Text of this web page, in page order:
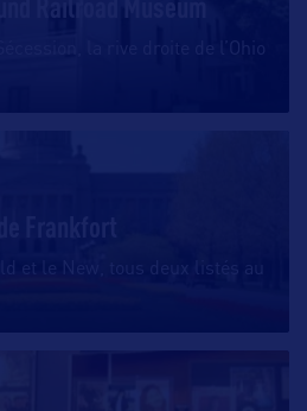
la rive droite de l’Ohio
et le New, tous deux listés au